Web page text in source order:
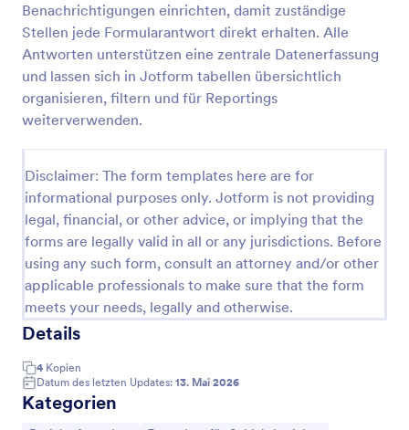
Benachrichtigungen einrichten, damit zuständige
Stellen jede Formularantwort direkt erhalten. Alle
Antworten unterstützen eine zentrale Datenerfassung
und lassen sich in Jotform tabellen übersichtlich
organisieren, filtern und für Reportings
weiterverwenden.
Disclaimer: The form templates here are for
informational purposes only. Jotform is not providing
legal, financial, or other advice, or implying that the
forms are legally valid in all or any jurisdictions. Before
using any such form, consult an attorney and/or other
applicable professionals to make sure that the form
meets your needs, legally and otherwise.
Details
4 Kopien
Datum des letzten Updates: 13. Mai 2026
Kategorien
Sicherheitsdienst Schichtprotokoll Formular
Dokumentieren Sie Einsätze, Kontrollgänge und
Übergaben im Sicherheitsdienst mit dem
Sicherheitsdienst-Schichtprotokoll Formular und
Werkschutz, Revierdienst und Objektbetreuung.
Go to Category:
Formulare für Schichtberichte
Vorlage verwenden
Vorschau